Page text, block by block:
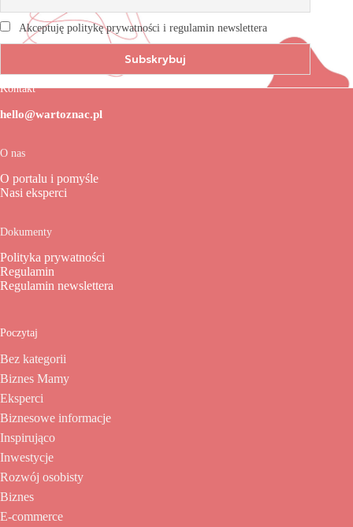
Akceptuję politykę prywatności i regulamin newslettera
Kontakt
hello@wartoznac.pl
O nas
O portalu i pomyśle
Nasi eksperci
Dokumenty
Polityka prywatności
Regulamin
Regulamin newslettera
Poczytaj
Bez kategorii
Biznes Mamy
Eksperci
Biznesowe informacje
Inspirująco
Inwestycje
Rozwój osobisty
Biznes
E-commerce